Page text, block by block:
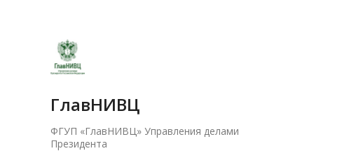
ГлавНИВЦ
ФГУП «ГлавНИВЦ» Управления делами
Президента